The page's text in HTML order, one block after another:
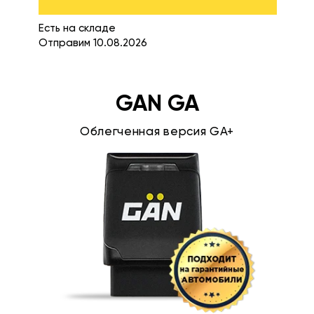
Есть на складе
Отправим 10.08.2026
GAN GA
Облегченная версия GA+